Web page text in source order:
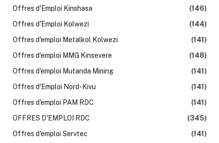
Offres d'Emploi Kinshasa
(146)
Offres d'Emploi Kolwezi
(144)
Offres d'emploi Metalkol Kolwezi
(141)
Offres d'emploi MMG Kinsevere
(148)
Offres d'emploi Mutanda Mining
(141)
Offres d'Emploi Nord-Kivu
(141)
Offres d'emploi PAM RDC
(141)
OFFRES D'EMPLOI RDC
(345)
Offres d'emploi Servtec
(141)